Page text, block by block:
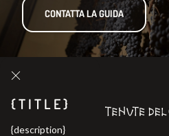
CONTATTA LA GUIDA
{TITLE}
{description}